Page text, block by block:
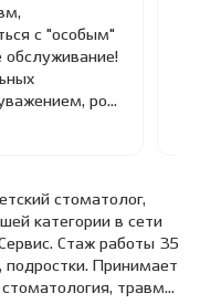
с "особым"
обслуживание!
ро...
стоматолог,
категории в сети
Стаж работы 35
подростки. Принимает
травма